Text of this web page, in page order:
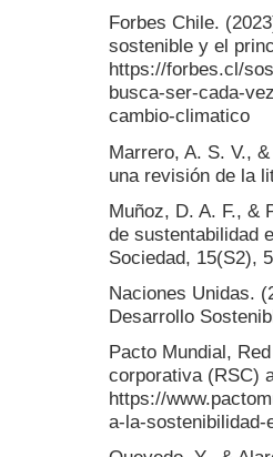
Forbes Chile.
sostenible y el
https://forbes.cl/
busca-ser-cada-
cambio-climatico
Marrero, A. S. V.,
una revisión de la
Muñoz, D. A. F., &
de sustentabilidad
Sociedad, 15(S2),
Naciones Unidas.
Desarrollo
Pacto Mundial,
corporativa (RSC)
https://
a-la-sostenibilidad-